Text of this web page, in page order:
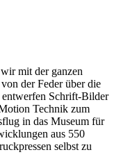
mit der ganzen
der Feder über die
Schrift-Bilder
Technik zum
in das Museum für
aus 550
selbst zu